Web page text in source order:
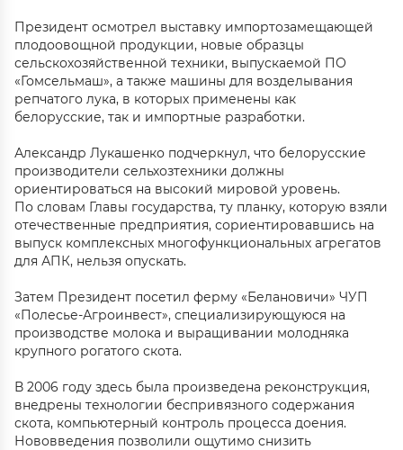
Президент осмотрел выставку импортозамещающей
плодоовощной продукции, новые образцы
сельскохозяйственной техники, выпускаемой ПО
«Гомсельмаш», а также машины для возделывания
репчатого лука, в которых применены как
белорусские, так и импортные разработки.
Александр Лукашенко подчеркнул, что белорусские
производители сельхозтехники должны
ориентироваться на высокий мировой уровень.
По словам Главы государства, ту планку, которую взяли
отечественные предприятия, сориентировавшись на
выпуск комплексных многофункциональных агрегатов
для АПК, нельзя опускать.
Затем Президент посетил ферму «Белановичи» ЧУП
«Полесье-Агроинвест», специализирующуюся на
производстве молока и выращивании молодняка
крупного рогатого скота.
В 2006 году здесь была произведена реконструкция,
внедрены технологии беспривязного содержания
скота, компьютерный контроль процесса доения.
Нововведения позволили ощутимо снизить